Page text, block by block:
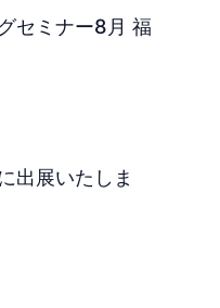
セミナー8月 福
出展いたしま